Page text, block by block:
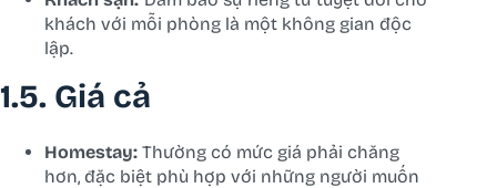
khách với mỗi phòng là một không gian độc
lập.
1.5. Giá cả
Homestay: Thường có mức giá phải chăng
hơn, đặc biệt phù hợp với những người muốn